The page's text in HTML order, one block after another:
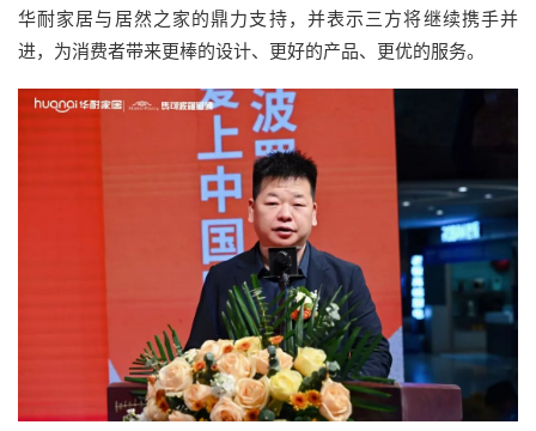
华耐家居与居然之家的鼎力支持，并表示三方将继续携手并
进，为消费者带来更棒的设计、更好的产品、更优的服务。